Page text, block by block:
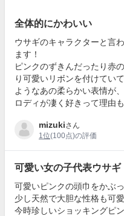
全体的にかわいい
ウサギのキャラクターと言
ます！
ピンクのずきんだったり赤
り可愛いリボンを付けてい
ようなあの柔らかい表情が
ロディが凄く好きって理由
mizukiさん
1位(100点)の評価
可愛い女の子代表ウサギ
可愛いピンクの頭巾をかぶっ
少し天然で大胆な性格も可愛
今時珍しいショッキングピ